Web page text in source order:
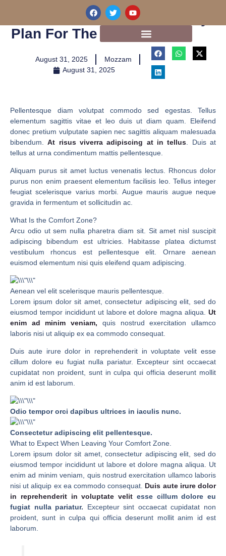
content
F
a
c
e
b
o
T
w
i
Y
o
u
How To Create A Productivity
Plan For The Year?
August 31, 2025
Mozzam
August 31, 2025
Pellentesque diam volutpat commodo sed egestas. Tellus
elementum sagittis vitae et leo duis ut diam quam. Eleifend
donec pretium vulputate sapien nec sagittis aliquam malesuada
bibendum.At risus viverra adipiscing at in tellus. Duis at
tellus at urna condimentum mattis pellentesque.
Aliquam purus sit amet luctus venenatis lectus. Rhoncus dolor
purus non enim praesent elementum facilisis leo. Tellus integer
feugiat scelerisque varius morbi. Augue mauris augue neque
gravida in fermentum et sollicitudin ac.
What Is the Comfort Zone?
Arcu odio ut sem nulla pharetra diam sit. Sit amet nisl suscipit
adipiscing bibendum est ultricies. Habitasse platea dictumst
vestibulum rhoncus est pellentesque elit. Ornare aenean
euismod elementum nisi quis eleifend quam adipiscing.
Aenean vel elit scelerisque mauris pellentesque.
Lorem ipsum dolor sit amet, consectetur adipiscing elit, sed do
eiusmod tempor incididunt ut labore et dolore magna aliqua. Ut
enim ad minim veniam, quis nostrud exercitation ullamco
laboris nisi ut aliquip ex ea commodo consequat.
Duis aute irure dolor in reprehenderit in voluptate velit esse
cillum dolore eu fugiat nulla pariatur. Excepteur sint occaecat
cupidatat non proident, sunt in culpa qui officia deserunt mollit
anim id est laborum.
Odio tempor orci dapibus ultrices in iaculis nunc.
Consectetur adipiscing elit pellentesque.
What to Expect When Leaving Your Comfort Zone.
Lorem ipsum dolor sit amet, consectetur adipiscing elit, sed do
eiusmod tempor incididunt ut labore et dolore magna aliqua. Ut
enim ad minim veniam, quis nostrud exercitation ullamco laboris
nisi ut aliquip ex ea commodo consequat. Duis aute irure dolor
in reprehenderit in voluptate velit esse cillum dolore eu
fugiat nulla pariatur. Excepteur sint occaecat cupidatat non
proident, sunt in culpa qui officia deserunt mollit anim id est
laborum.